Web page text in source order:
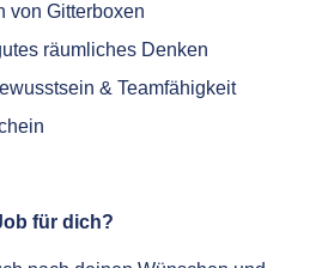
von Gitterboxen
räumliches Denken
& Teamfähigkeit
für dich?